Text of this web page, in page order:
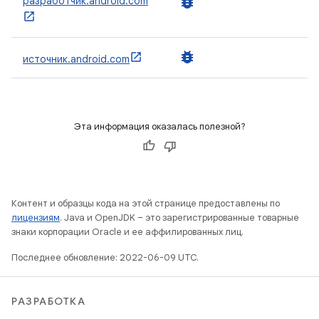
источник.android.com bug_report
Эта информация оказалась полезной?
Контент и образцы кода на этой странице предоставлены по
лицензиям. Java и OpenJDK – это зарегистрированные товарные
знаки корпорации Oracle и ее аффилированных лиц.
Последнее обновление: 2022-06-09 UTC.
РАЗРАБОТКА